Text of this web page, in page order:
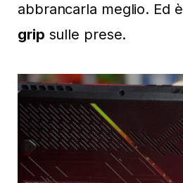
abbrancarla meglio. Ed è
grip sulle prese.